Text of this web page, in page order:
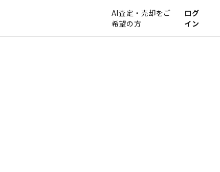
AI査定・売却をご
希望の方
ログ
イン